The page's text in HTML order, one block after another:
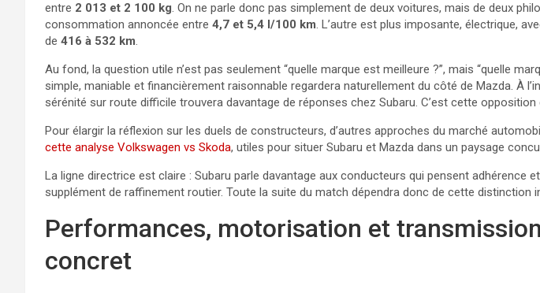
entre 2 013 et 2 100 kg. On ne parle donc pas simplement de deux voitures, mais de deux
consommation annoncée entre 4,7 et 5,4 l/100 km. L’autre est plus imposante, électrique,
de 416 à 532 km.
Au fond, la question utile n’est pas seulement “quelle marque est meilleure ?”, mais “quelle
simple, maniable et financièrement raisonnable regardera naturellement du côté de Mazda. À
sérénité sur route difficile trouvera davantage de réponses chez Subaru. C’est cette
Pour élargir la réflexion sur les duels de constructeurs, d’autres approches du marché
cette analyse Volkswagen vs Skoda, utiles pour situer Subaru et Mazda dans un paysage
La ligne directrice est claire : Subaru parle davantage aux conducteurs qui pensent adhérence
supplément de raffinement routier. Toute la suite du match dépendra donc de cette distinction
Performances, motorisation et
concret